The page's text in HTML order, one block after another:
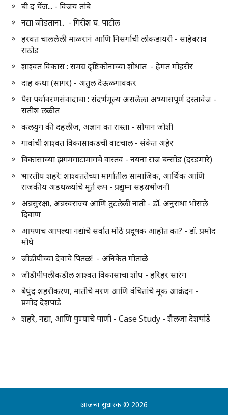
बी द चेंज... - विजय तांबे
नद्या जोडताना.. - गिरीश घ. पाटील
हरवत चाललेली माळरानं आणि निसर्गाची लोकडायरी - साहेबराव
राठोड
शाश्वत विकास : समग्र दृष्टिकोनाच्या शोधात - हेमंत मोहरीर
दाह कथा (सागर) - अतुल देऊळगावकर
पैस पर्यावरणसंवादाचा : संदर्भमूल्य असलेला अभ्यासपूर्ण दस्तावेज -
सतीश लळीत
कलयुग की दहलीज, अज्ञान का रास्ता - सोपान जोशी
गावांची शाश्वत विकासाकडची वाटचाल - संकेत अहेर
विकासाच्या झगमगाटामागचे वास्तव - नयना राज बन्सोड (दरडमारे)
भारतीय शहरे: शाश्वततेच्या मार्गातील सामाजिक, आर्थिक आणि
राजकीय अडथळ्यांचे मूर्त रूप - प्रद्युम्न सहस्रभोजनी
अन्नसुरक्षा, अन्नस्वराज्य आणि तुटलेली नाती - डॉ. अनुराधा भोसले
दिवाण
आपणच आपल्या नद्यांचे सर्वात मोठे प्रदूषक आहोत का? - डॉ. प्रमोद
मोघे
जीडीपीच्या देवाचे पितळ! - अनिकेत मोताळे
जीडीपीपलीकडील शाश्वत विकासाचा शोध - हरिहर सारंग
बेधुंद शहरीकरण, मातीचे मरण आणि वंचितांचे मूक आक्रंदन -
प्रमोद देशपांडे
शहरे, नद्या, आणि पुण्याचे पाणी - Case Study - शैलजा देशपांडे
आजचा सुधारक © 2026